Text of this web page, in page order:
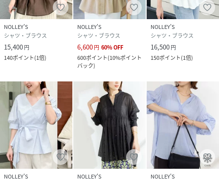
性別タイプ レディース
原産国 中国製
素材 ポリエステル93%,麻7%
品番
RX7097_6
6-0035-5-01-004-33-38 RX7097)
NOLLEY'S
シャツ・ブラウス
15,400円
140ポイント(1倍)
NOLLEY'S
シャツ・ブラウス
6,600円 60%OFF
600ポイント(10%ポイント
バック)
NOLLEY'S
シャツ・ブラウス
16,500円
150ポイント(1倍)
NOLLEY'S
NOLLEY'S
NOLLEY'S